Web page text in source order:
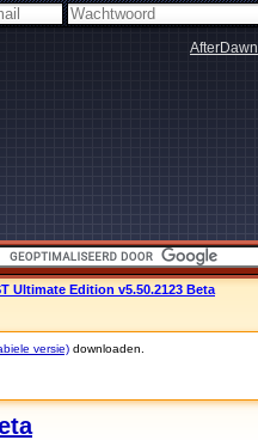
AfterDawn
Ultimate Edition v5.50.2123 Beta
versie) downloaden.